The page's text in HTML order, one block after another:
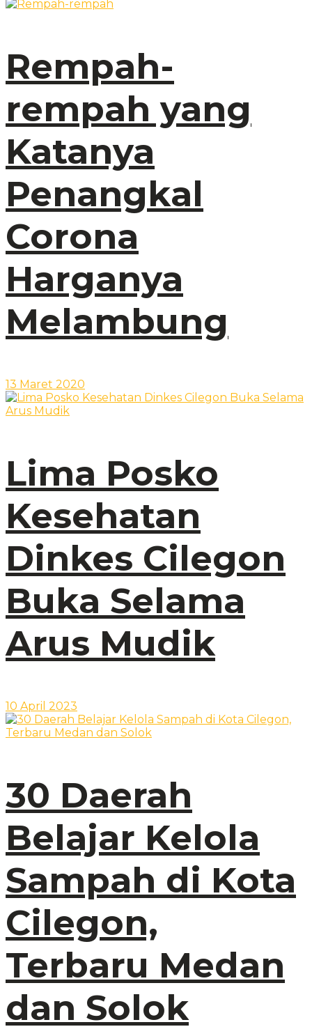
Rempah-
rempah yang
Katanya
Penangkal
Corona
Harganya
Melambung
13 Maret 2020
Lima Posko
Kesehatan
Dinkes Cilegon
Buka Selama
Arus Mudik
10 April 2023
30 Daerah
Belajar Kelola
Sampah di Kota
Cilegon,
Terbaru Medan
dan Solok